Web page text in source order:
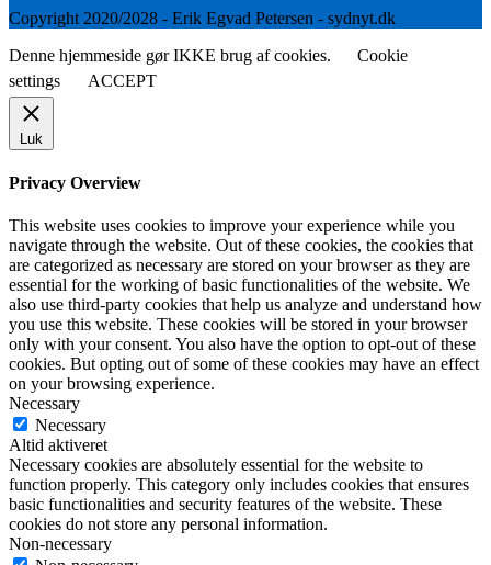
Copyright 2020/2028 - Erik Egvad Petersen - sydnyt.dk
Denne hjemmeside gør IKKE brug af cookies.
Cookie
settings
ACCEPT
Luk
Privacy Overview
This website uses cookies to improve your experience while you
navigate through the website. Out of these cookies, the cookies that
are categorized as necessary are stored on your browser as they are
essential for the working of basic functionalities of the website. We
also use third-party cookies that help us analyze and understand how
you use this website. These cookies will be stored in your browser
only with your consent. You also have the option to opt-out of these
cookies. But opting out of some of these cookies may have an effect
on your browsing experience.
Necessary
Necessary
Altid aktiveret
Necessary cookies are absolutely essential for the website to
function properly. This category only includes cookies that ensures
basic functionalities and security features of the website. These
cookies do not store any personal information.
Non-necessary